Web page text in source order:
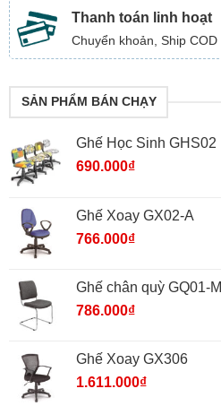
Thanh toán linh hoạt
Chuyển khoản, Ship COD
SẢN PHẨM BÁN CHẠY
Ghế Học Sinh GHS02
690.000₫
Ghế Xoay GX02-A
766.000₫
Ghế chân quỳ GQ01-M
786.000₫
Ghế Xoay GX306
1.611.000₫